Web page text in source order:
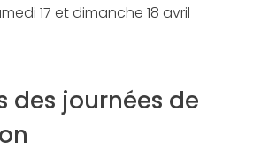
17 et dimanche 18 avril
des journées de